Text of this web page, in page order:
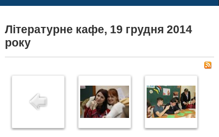
Літературне кафе, 19 грудня 2014
року